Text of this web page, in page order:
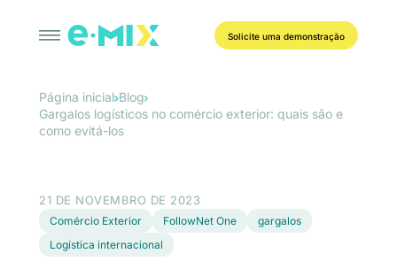
Solicite uma demonstração
Página inicial Blog
Gargalos logísticos no comércio exterior: quais são e
como evitá-los
21 DE NOVEMBRO DE 2023
Comércio Exterior FollowNet One
gargalos
Logística internacional